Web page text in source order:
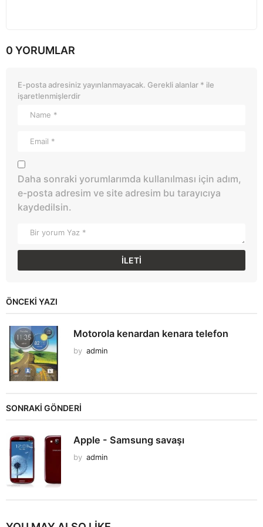
0 YORUMLAR
E-posta adresiniz yayınlanmayacak. Gerekli alanlar * ile
işaretlenmişlerdir
Daha sonraki yorumlarımda kullanılması için adım,
e-posta adresim ve site adresim bu tarayıcıya
kaydedilsin.
ÖNCEKI YAZI
Motorola kenardan kenara telefon
by admin
SONRAKİ GÖNDERİ
Apple - Samsung savaşı
by admin